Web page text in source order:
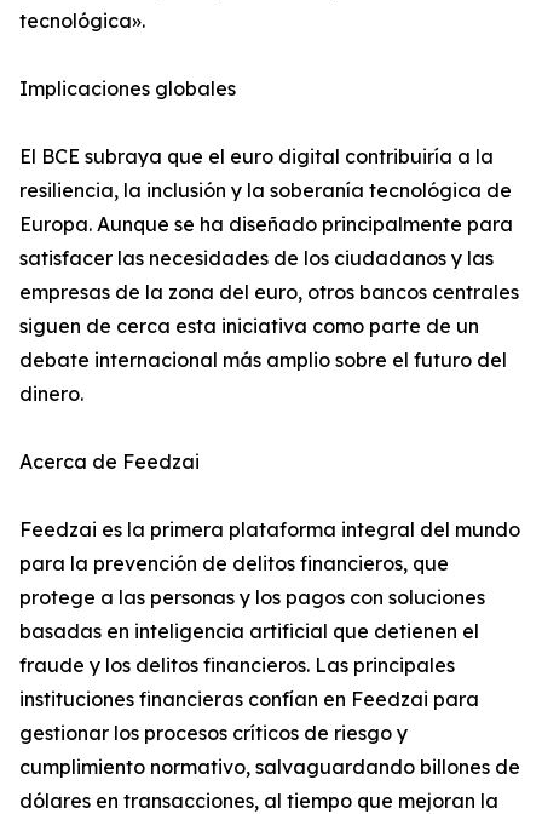
tecnológica».
Implicaciones globales
El BCE subraya que el euro digital contribuiría a la
resiliencia, la inclusión y la soberanía tecnológica de
Europa. Aunque se ha diseñado principalmente para
satisfacer las necesidades de los ciudadanos y las
empresas de la zona del euro, otros bancos centrales
siguen de cerca esta iniciativa como parte de un
debate internacional más amplio sobre el futuro del
dinero.
Acerca de Feedzai
Feedzai es la primera plataforma integral del mundo
para la prevención de delitos financieros, que
protege a las personas y los pagos con soluciones
basadas en inteligencia artificial que detienen el
fraude y los delitos financieros. Las principales
instituciones financieras confían en Feedzai para
gestionar los procesos críticos de riesgo y
cumplimiento normativo, salvaguardando billones de
dólares en transacciones, al tiempo que mejoran la